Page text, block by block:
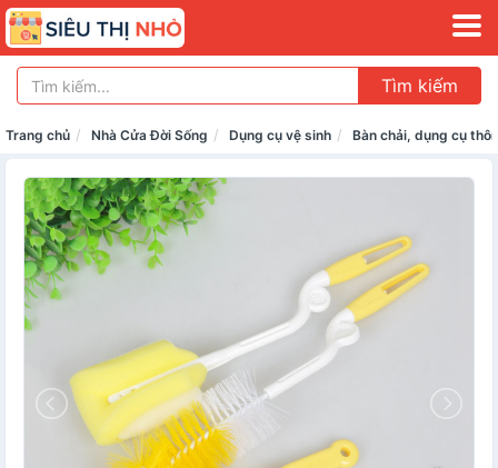
Tìm kiếm
Trang chủ Nhà Cửa Đời Sống Dụng cụ vệ sinh Bàn chải, dụng cụ